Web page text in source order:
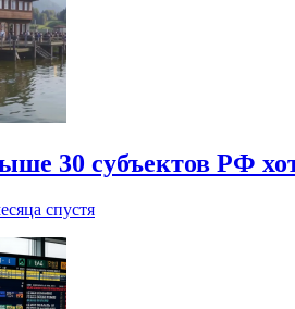
30 субъектов РФ
спустя